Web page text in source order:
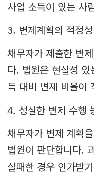
사업 소득이 있는 사
3. 변제계획의 적정성
채무자가 제출한 변
다. 법원은 현실성
득 대비 변제 비율이
4. 성실한 변제 수행
채무자가 변제 계획
법원이 판단합니다.
실패한 경우 인가받